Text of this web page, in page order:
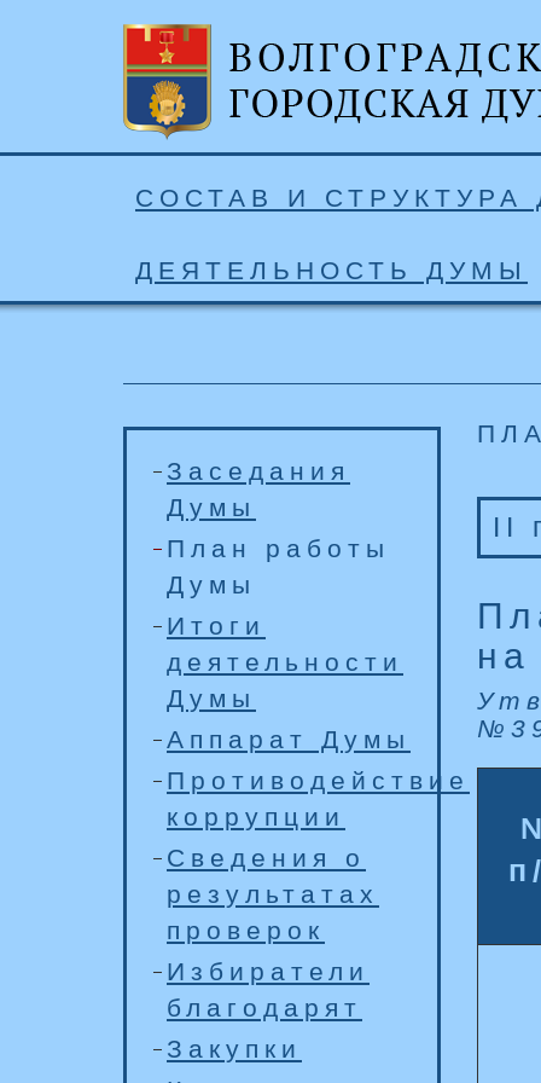
СОСТАВ И СТРУКТУРА
ДЕЯТЕЛЬНОСТЬ ДУМЫ
Заседания
Думы
План работы
Думы
Итоги
деятельности
Думы
Аппарат Думы
Противодействие
коррупции
Сведения о
результатах
проверок
Избиратели
благодарят
Закупки
II
на